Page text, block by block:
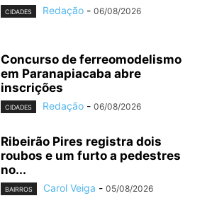
CIDADES Redação - 06/08/2026
Concurso de ferreomodelismo
em Paranapiacaba abre
inscrições
CIDADES Redação - 06/08/2026
Ribeirão Pires registra dois
roubos e um furto a pedestres
no...
BAIRROS Carol Veiga - 05/08/2026